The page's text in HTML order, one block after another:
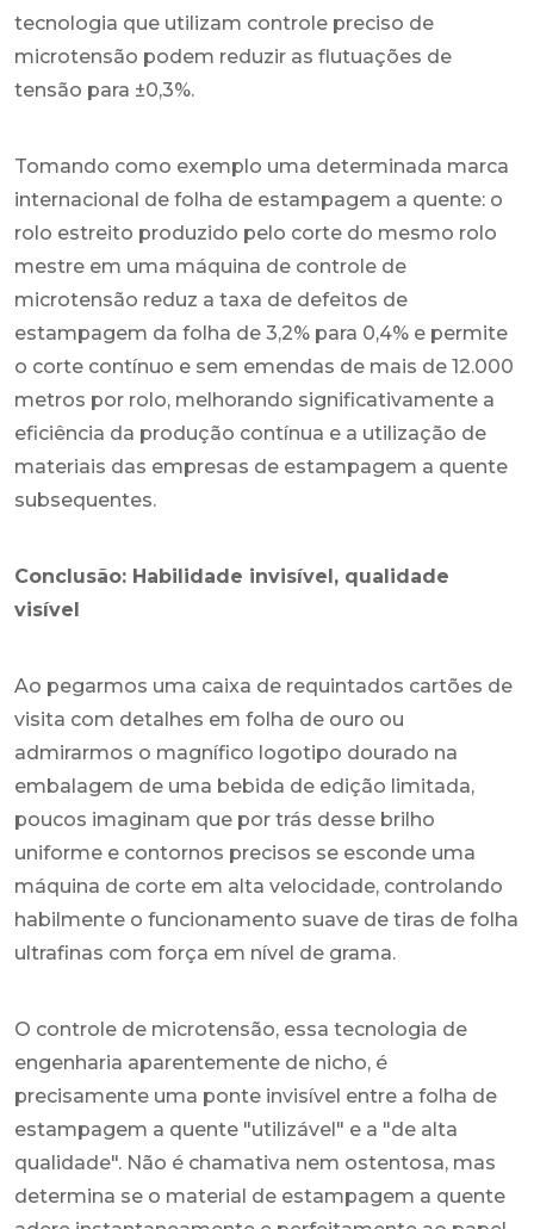
tecnologia que utilizam controle preciso de
microtensão podem reduzir as flutuações de
tensão para ±0,3%.
Tomando como exemplo uma determinada marca
internacional de folha de estampagem a quente: o
rolo estreito produzido pelo corte do mesmo rolo
mestre em uma máquina de controle de
microtensão reduz a taxa de defeitos de
estampagem da folha de 3,2% para 0,4% e permite
o corte contínuo e sem emendas de mais de 12.000
metros por rolo, melhorando significativamente a
eficiência da produção contínua e a utilização de
materiais das empresas de estampagem a quente
subsequentes.
Conclusão: Habilidade invisível, qualidade
visível
Ao pegarmos uma caixa de requintados cartões de
visita com detalhes em folha de ouro ou
admirarmos o magnífico logotipo dourado na
embalagem de uma bebida de edição limitada,
poucos imaginam que por trás desse brilho
uniforme e contornos precisos se esconde uma
máquina de corte em alta velocidade, controlando
habilmente o funcionamento suave de tiras de folha
ultrafinas com força em nível de grama.
O controle de microtensão, essa tecnologia de
engenharia aparentemente de nicho, é
precisamente uma ponte invisível entre a folha de
estampagem a quente "utilizável" e a "de alta
qualidade". Não é chamativa nem ostentosa, mas
determina se o material de estampagem a quente